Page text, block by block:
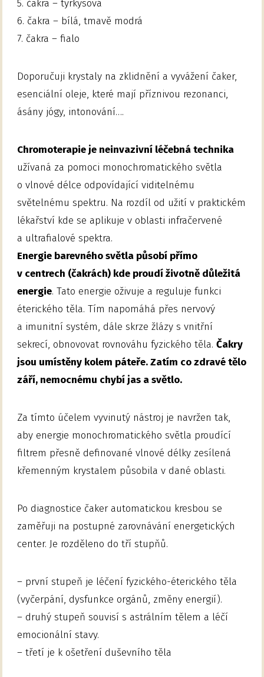
5. čakra – tyrkysová
6. čakra – bílá, tmavě modrá
7. čakra – fialo
Doporučuji krystaly na zklidnění a vyvážení čaker,
esenciální oleje, které mají příznivou rezonanci,
ásány jógy, intonování….
Chromoterapie je neinvazivní léčebná technika
užívaná za pomoci monochromatického světla
o vlnové délce odpovídající viditelnému
světelnému spektru. Na rozdíl od užití v praktickém
lékařství kde se aplikuje v oblasti infračervené
a ultrafialové spektra.
Energie barevného světla působí přímo
v centrech (čakrách) kde proudí životně důležitá
energie. Tato energie oživuje a reguluje funkci
éterického těla. Tím napomáhá přes nervový
a imunitní systém, dále skrze žlázy s vnitřní
sekrecí, obnovovat rovnováhu fyzického těla.Čakry
jsou umístěny kolem páteře. Zatím co zdravé tělo
září, nemocnému chybí jas a světlo.
Za tímto účelem vyvinutý nástroj je navržen tak,
aby energie monochromatického světla proudící
filtrem přesně definované vlnové délky zesílená
křemenným krystalem působila v dané oblasti.
Po diagnostice čaker automatickou kresbou se
zaměřuji na postupné zarovnávání energetických
center. Je rozděleno do tří stupňů.
– první stupeň je léčení fyzického-éterického těla
(vyčerpání, dysfunkce orgánů, změny energií).
– druhý stupeň souvisí s astrálním tělem a léčí
emocionální stavy.
– třetí je k ošetření duševního těla